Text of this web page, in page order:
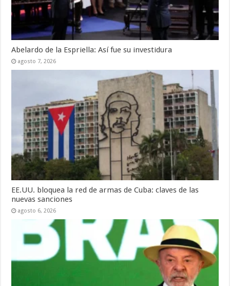
Abelardo de la Espriella: Así fue su investidura
agosto 7, 2026
EE.UU. bloquea la red de armas de Cuba: claves de las
nuevas sanciones
agosto 6, 2026